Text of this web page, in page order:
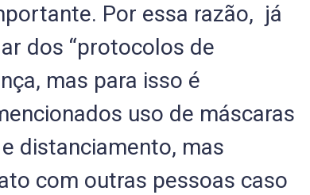
Por essa razão, já
dos “protocolos de
mas para isso é
uso de máscaras
distanciamento, mas
com outras pessoas caso